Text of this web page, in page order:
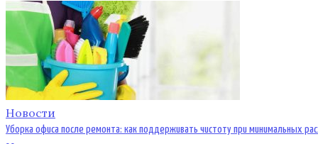
Новости
Уборка офиса после ремонта: как поддерживать чистоту при минимальных